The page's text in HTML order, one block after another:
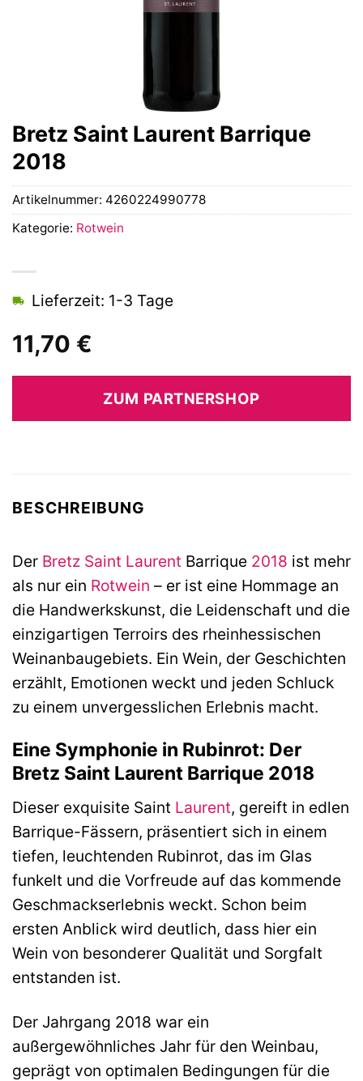
Bretz Saint Laurent Barrique
2018
11,70 €
Lieferzeit: 1-3 Tage
ZUM PARTNERSHOP
Artikelnummer: 4260224990778
Kategorie: Rotwein
BESCHREIBUNG
Der Bretz Saint Laurent Barrique 2018 ist mehr
als nur ein Rotwein – er ist eine Hommage an
die Handwerkskunst, die Leidenschaft und die
einzigartigen Terroirs des rheinhessischen
Weinanbaugebiets. Ein Wein, der Geschichten
erzählt, Emotionen weckt und jeden Schluck
zu einem unvergesslichen Erlebnis macht.
Eine Symphonie in Rubinrot: Der
Bretz Saint Laurent Barrique 2018
Dieser exquisite Saint Laurent, gereift in edlen
Barrique-Fässern, präsentiert sich in einem
tiefen, leuchtenden Rubinrot, das im Glas
funkelt und die Vorfreude auf das kommende
Geschmackserlebnis weckt. Schon beim
ersten Anblick wird deutlich, dass hier ein
Wein von besonderer Qualität und Sorgfalt
entstanden ist.
Der Jahrgang 2018 war ein
außergewöhnliches Jahr für den Weinbau,
geprägt von optimalen Bedingungen für die